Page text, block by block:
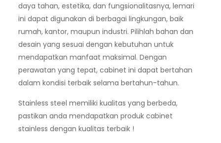
daya tahan, estetika, dan fungsionalitasnya, lemari
ini dapat digunakan di berbagai lingkungan, baik
rumah, kantor, maupun industri. Pilihlah bahan dan
desain yang sesuai dengan kebutuhan untuk
mendapatkan manfaat maksimal. Dengan
perawatan yang tepat, cabinet ini dapat bertahan
dalam kondisi terbaik selama bertahun-tahun.
Stainless steel memiliki kualitas yang berbeda,
pastikan anda mendapatkan produk cabinet
stainless dengan kualitas terbaik !